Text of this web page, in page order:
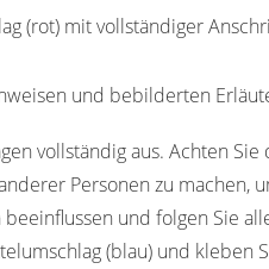
(rot) mit vollständiger
und bebilderten
vollständig aus. Achten
Personen zu machen,
und folgen Sie
(blau) und kleben